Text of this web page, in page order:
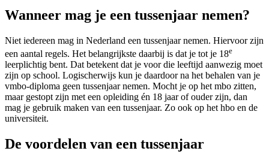
Wanneer mag je een tussenjaar nemen?
Niet iedereen mag in Nederland een tussenjaar nemen. Hiervoor zijn
een aantal regels. Het belangrijkste daarbij is dat je tot je 18e
leerplichtig bent. Dat betekent dat je voor die leeftijd aanwezig moet
zijn op school. Logischerwijs kun je daardoor na het behalen van je
vmbo-diploma geen tussenjaar nemen. Mocht je op het mbo zitten,
maar gestopt zijn met een opleiding én 18 jaar of ouder zijn, dan
mag je gebruik maken van een tussenjaar. Zo ook op het hbo en de
universiteit.
De voordelen van een tussenjaar